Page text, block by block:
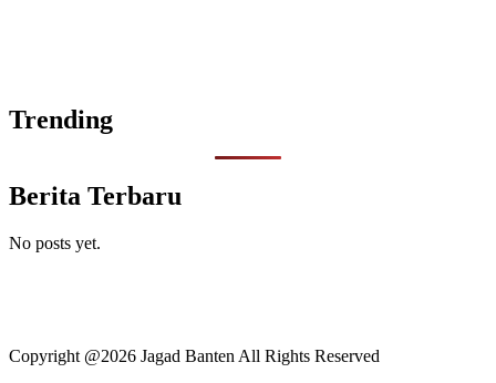
Trending
Berita Terbaru
No posts yet.
Copyright @2026 Jagad Banten All Rights Reserved